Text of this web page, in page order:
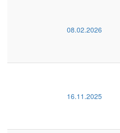
08.02.2026
16.11.2025